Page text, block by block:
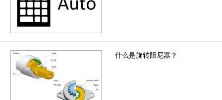
什么是旋转阻尼器？